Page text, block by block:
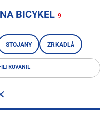
BICYKEL 9
STOJANY ZRKADLÁ